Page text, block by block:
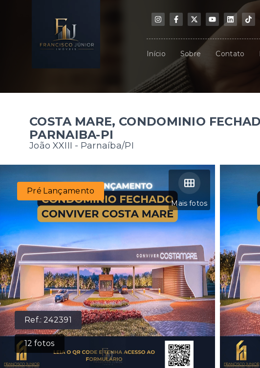
Início Sobre Contato
COSTA MARE, CONDOMINIO
PARNAIBA-PI
João XXIII - Parnaíba/PI
Ref.:242391
12 fotos
Mais fotos
Pré Lançamento